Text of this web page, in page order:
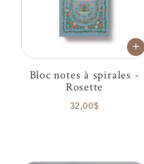
Bloc notes à spirales -
Rosette
32,00$